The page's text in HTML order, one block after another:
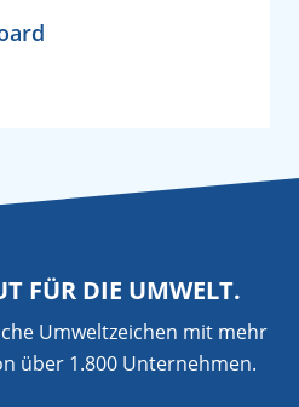
FÜR DIE UMWELT.
Umweltzeichen mit mehr
über 1.800 Unternehmen.